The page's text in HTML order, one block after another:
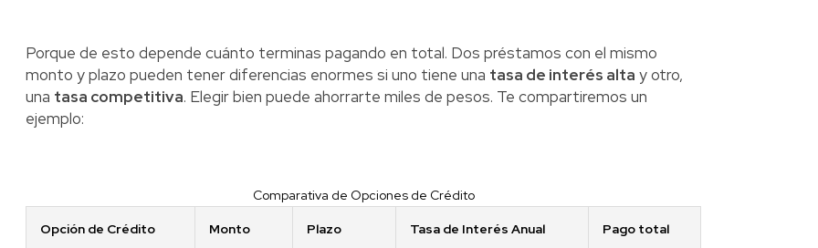
Porque de esto depende cuánto terminas pagando en total. Dos préstamos con el mismo
monto y plazo pueden tener diferencias enormes si uno tiene una tasa de interés alta y otro,
una tasa competitiva. Elegir bien puede ahorrarte miles de pesos. Te compartiremos un
ejemplo:
Comparativa de Opciones de Crédito
Opción de Crédito Monto Plazo Tasa de Interés Anual Pago total